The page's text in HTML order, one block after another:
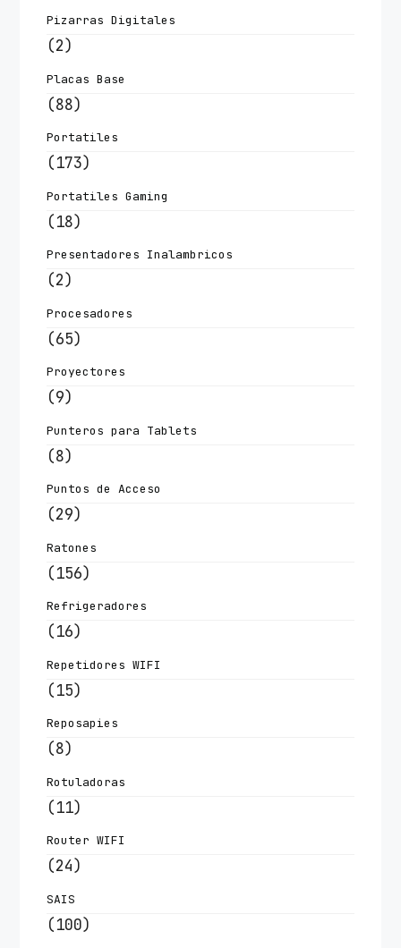
Pizarras Digitales
(2)
Placas Base
(88)
Portatiles
(173)
Portatiles Gaming
(18)
Presentadores Inalambricos
(2)
Procesadores
(65)
Proyectores
(9)
Punteros para Tablets
(8)
Puntos de Acceso
(29)
Ratones
(156)
Refrigeradores
(16)
Repetidores WIFI
(15)
Reposapies
(8)
Rotuladoras
(11)
Router WIFI
(24)
SAIS
(100)